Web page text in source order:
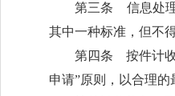
第三条 信息处理
其中一种标准，但不
第四条 按件计收
申请”原则，以合理的